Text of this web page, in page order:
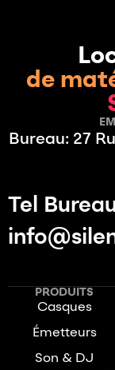
de
Bureau: 27
Tel
PRODUITS
Casques
Émetteurs
Son & DJ